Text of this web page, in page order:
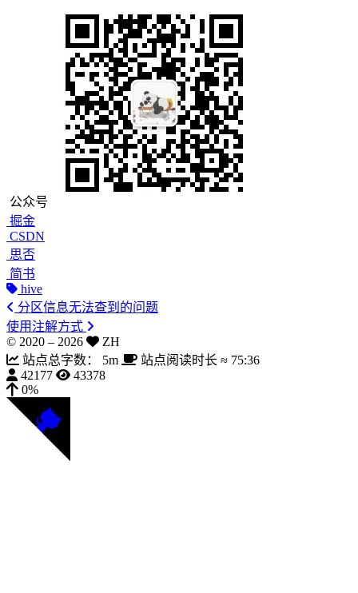
公众号
掘金
CSDN
思否
简书
hive
分区信息无法查到的问题
使用注解方式
© 2020 – 2026
ZH
站点总字数：
5m 站点阅读时长 ≈ 75:36
42177
43378
0%